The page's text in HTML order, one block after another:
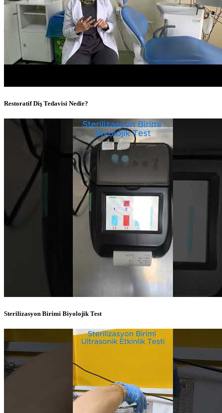
Restoratif Diş Tedavisi Nedir?
Sterilizasyon Birimi Biyolojik Test